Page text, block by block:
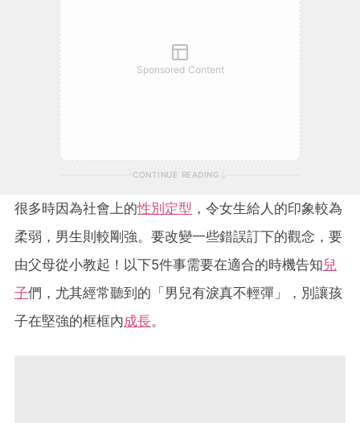
Sponsored Content
CONTINUE READING
很多時因為社會上的性別定型 ，令女生給人的印象較為
柔弱，男生則較剛強。要改變一些錯誤訂下的觀念，要
由父母從小教起！以下5件事需要在適合的時機告知兒
子們，尤其經常聽到的「男兒有淚真不輕彈」，別讓孩
子在堅強的框框內成長。